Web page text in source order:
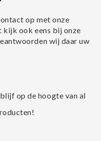
op met onze
kijk ook eens bij onze
wij daar uw
op de hoogte van al